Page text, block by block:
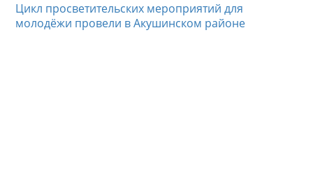
Цикл просветительских мероприятий для
молодёжи провели в Акушинском районе